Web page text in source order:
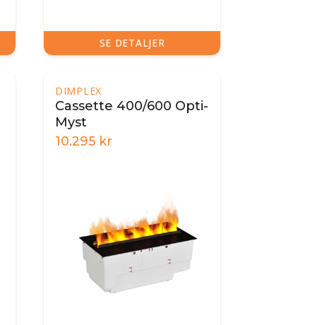
SE DETALJER
DIMPLEX
Cassette 400/600 Opti-
Myst
10.295 kr